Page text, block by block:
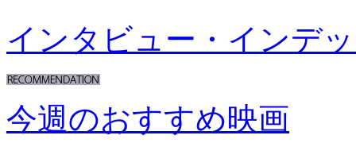
インタビュー・インデ
今週のおすすめ映画